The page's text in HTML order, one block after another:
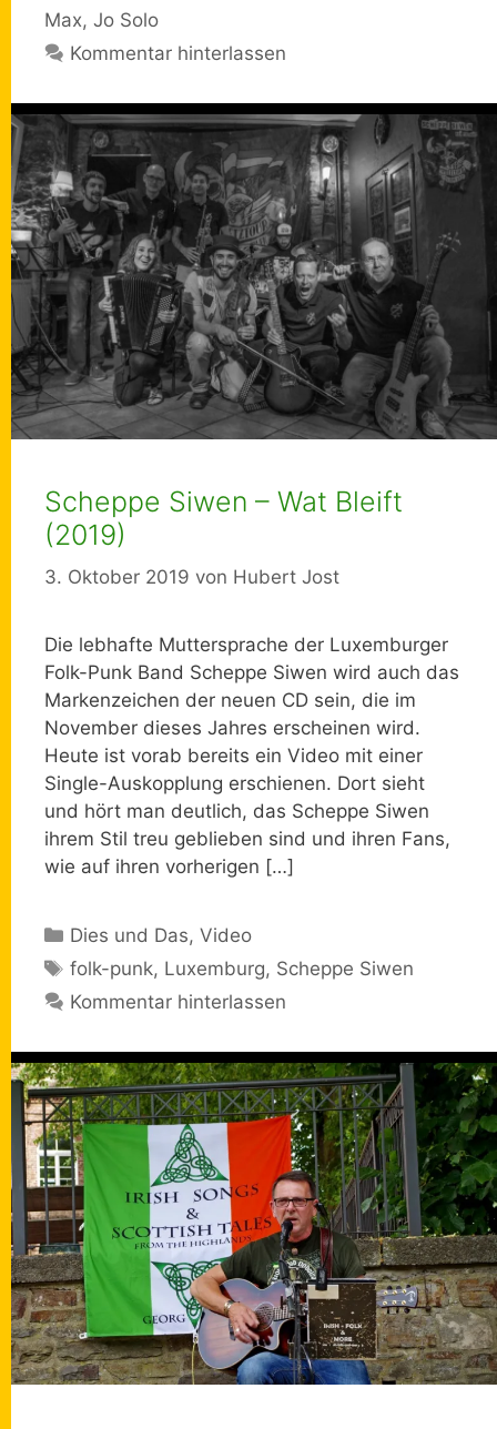
Max, Jo Solo
Kommentar hinterlassen
Scheppe Siwen – Wat Bleift
(2019)
3. Oktober 2019 von Hubert Jost
Die lebhafte Muttersprache der Luxemburger
Folk-Punk Band Scheppe Siwen wird auch das
Markenzeichen der neuen CD sein, die im
November dieses Jahres erscheinen wird.
Heute ist vorab bereits ein Video mit einer
Single-Auskopplung erschienen. Dort sieht
und hört man deutlich, das Scheppe Siwen
ihrem Stil treu geblieben sind und ihren Fans,
wie auf ihren vorherigen […]
Kategorien
Dies und Das,Video
Schlagwörter
folk-punk, Luxemburg, Scheppe Siwen
Kommentar hinterlassen